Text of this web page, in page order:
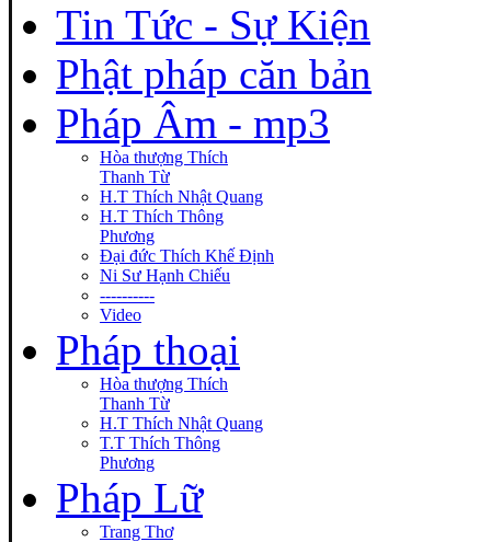
Tin Tức - Sự Kiện
Phật pháp căn bản
Pháp Âm - mp3
Hòa thượng Thích
Thanh Từ
H.T Thích Nhật Quang
H.T Thích Thông
Phương
Đại đức Thích Khế Định
Ni Sư Hạnh Chiếu
----------
Video
Pháp thoại
Hòa thượng Thích
Thanh Từ
H.T Thích Nhật Quang
T.T Thích Thông
Phương
Pháp Lữ
Trang Thơ